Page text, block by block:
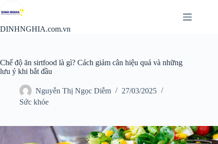
đến
nội
DINHNGHIA.com.vn
Chế độ ăn sirtfood là gì? Cách giảm cân hiệu quả và những
lưu ý khi bắt đầu
Nguyễn Thị Ngọc Diễm
27/03/2025
Sức khỏe